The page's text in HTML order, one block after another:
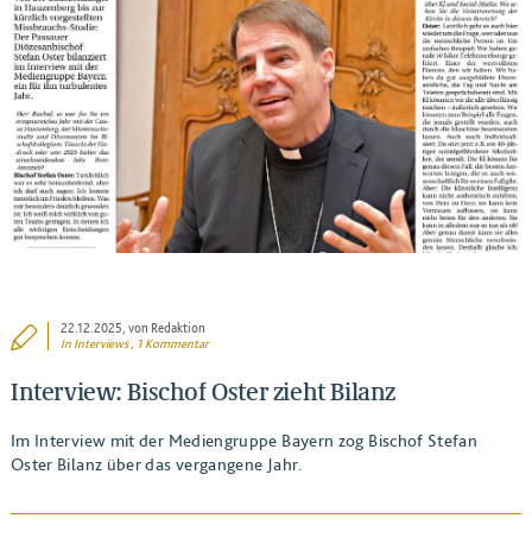
BEITRAG ANSEHEN
22.12.2025, von Redaktion
In Interviews, 1 Kommentar
Interview: Bischof Oster zieht Bilanz
Im Interview mit der Mediengruppe Bayern zog Bischof Stefan
Oster Bilanz über das vergangene Jahr.